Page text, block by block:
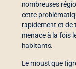
nombreuses
cette
rapidement et de
menace à la fois
habitants.
Le moustique